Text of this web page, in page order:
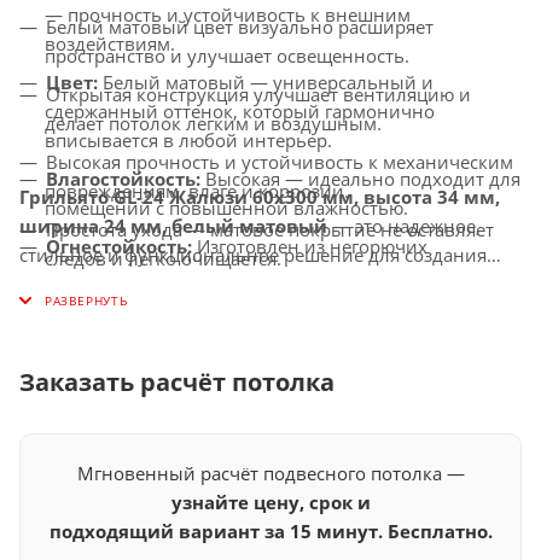
— прочность и устойчивость к внешним
воздействиям.
Цвет: Белый матовый — универсальный и
сдержанный оттенок, который гармонично
вписывается в любой интерьер.
Влагостойкость: Высокая — идеально подходит для
помещений с повышенной влажностью.
Огнестойкость: Изготовлен из негорючих
материалов, соответствует современным стандартам
безопасности.
интегрируется с LED-светильниками и другими
осветительными системами.
Белый матовый цвет визуально расширяет
пространство и улучшает освещенность.
Открытая конструкция улучшает вентиляцию и
делает потолок легким и воздушным.
Высокая прочность и устойчивость к механическим
повреждениям, влаге и коррозии.
Простота ухода — матовое покрытие не оставляет
следов и легко очищается.
Универсальное применение — идеально подходит
Грильято GL-24 Жалюзи 60x300 мм, высота 34 мм,
ширина 24 мм, белый матовый— это надежное,
стильное и функциональное решение для создания
интерьеру элегантность и легкость.
Заказать расчёт потолка
Мгновенный расчёт подвесного потолка —
узнайте цену, срок и
подходящий вариант за 15 минут. Бесплатно.